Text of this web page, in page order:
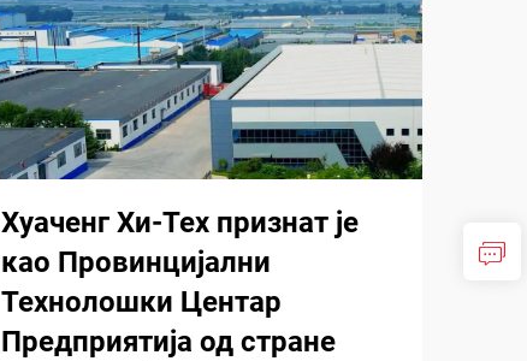
Хуаченг Хи-Тех признат је
као Провинцијални
Технолошки Центар
Предприятија од стране